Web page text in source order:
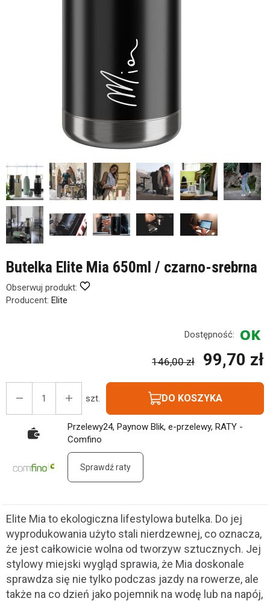
Butelka Elite Mia 650ml / czarno-srebrna
Obserwuj produkt:
Producent: Elite
Dostępność:
146,00 zł 99,70 zł
szt. DO KOSZYKA
Przelewy24, Paynow Blik, e-przelewy, RATY -
Comfino
Sprawdź raty
Elite Mia to ekologiczna lifestylowa butelka. Do jej
wyprodukowania użyto stali nierdzewnej, co oznacza,
że jest całkowicie wolna od tworzyw sztucznych. Jej
stylowy miejski wygląd sprawia, że Mia doskonale
sprawdza się nie tylko podczas jazdy na rowerze, ale
także na co dzień jako pojemnik na wodę lub na napój,